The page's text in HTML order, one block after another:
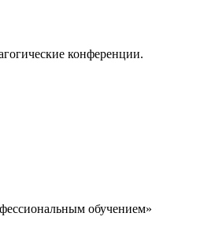
конференции.
обучением»